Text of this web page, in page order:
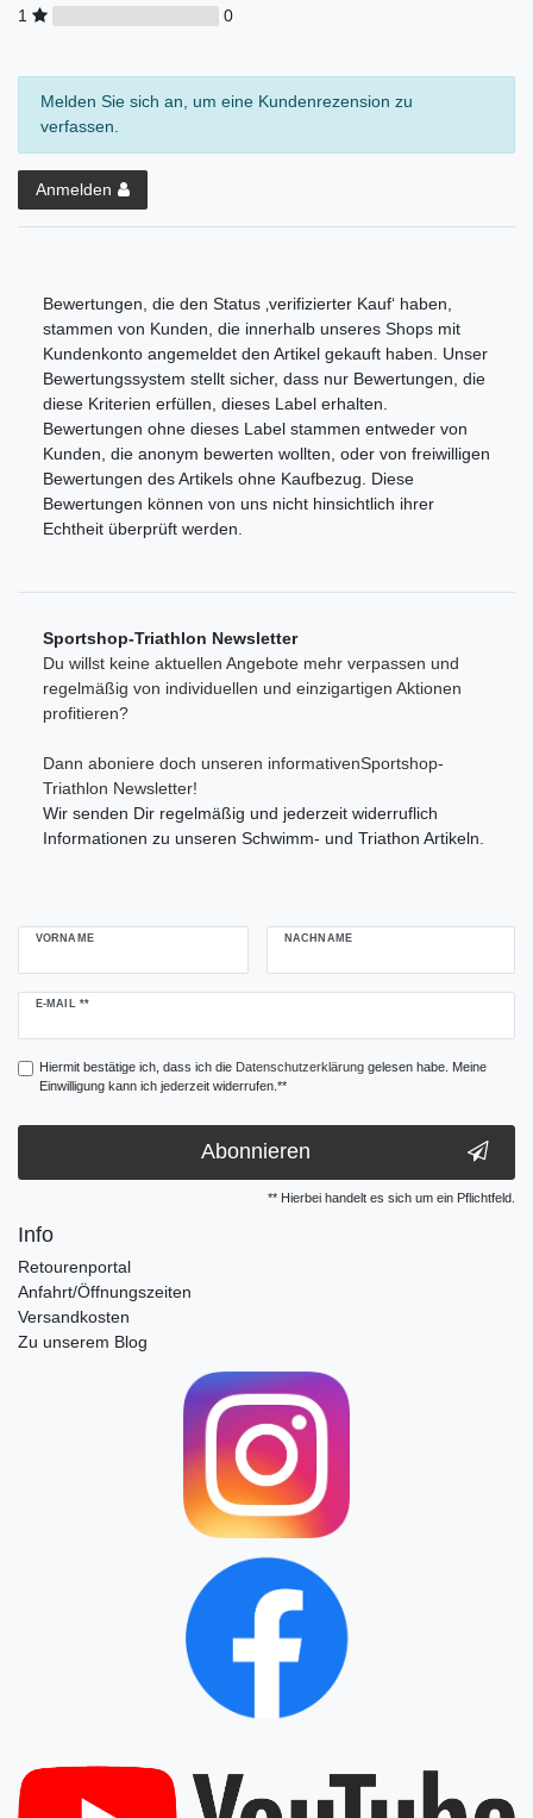
1 0
Melden Sie sich an, um eine Kundenrezension zu
verfassen.
Anmelden
Bewertungen, die den Status ‚verifizierter Kauf‘ haben,
stammen von Kunden, die innerhalb unseres Shops mit
Kundenkonto angemeldet den Artikel gekauft haben. Unser
Bewertungssystem stellt sicher, dass nur Bewertungen, die
diese Kriterien erfüllen, dieses Label erhalten.
Bewertungen ohne dieses Label stammen entweder von
Kunden, die anonym bewerten wollten, oder von freiwilligen
Bewertungen des Artikels ohne Kaufbezug. Diese
Bewertungen können von uns nicht hinsichtlich ihrer
Echtheit überprüft werden.
Sportshop-Triathlon Newsletter
Du willst keine aktuellen Angebote mehr verpassen und
regelmäßig von individuellen und einzigartigen Aktionen
profitieren?
Dann aboniere doch unseren informativenSportshop-
Triathlon Newsletter!
Wir senden Dir regelmäßig und jederzeit widerruflich
Informationen zu unseren Schwimm- und Triathon Artikeln.
VORNAME NACHNAME
E-MAIL **
Newsletter
Hiermit bestätige ich, dass ich die Daten­schutz­erklärunggelesen habe. Meine
Einwilligung kann ich jederzeit widerrufen.**
Abonnieren
** Hierbei handelt es sich um ein Pflichtfeld.
Info
Retourenportal
Anfahrt/Öffnungszeiten
Versandkosten
Zu unserem Blog